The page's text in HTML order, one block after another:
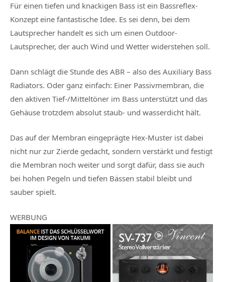
Für einen tiefen und knackigen Bass ist ein Bassreflex-
Konzept eine fantastische Idee. Es sei denn, bei dem
Lautsprecher handelt es sich um einen Outdoor-
Lautsprecher, der auch Wind und Wetter widerstehen soll.
Dann schlägt die Stunde des ABR – also des Auxiliary Bass
Radiators. Oder ganz einfach: Einer Passivmembran, die
den aktiven Tief-/Mitteltöner im Bass unterstützt und das
Gehäuse trotzdem absolut staub- und wasserdicht hält.
Das auf der Membran eingeprägte Hex-Muster ist dabei
nicht nur zur Zierde gedacht, sondern verstärkt und festigt
die Membran noch weiter und sorgt dafür, dass sie auch
bei hohen Pegeln und tiefen Bässen stabil bleibt und
sauber spielt.
WERBUNG